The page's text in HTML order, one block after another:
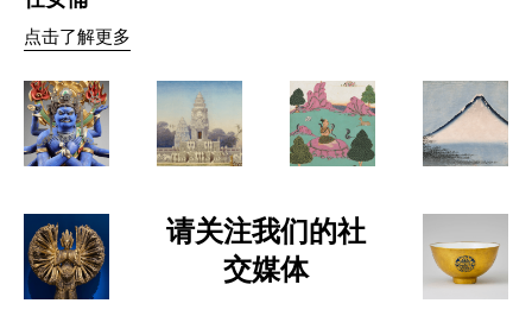
点击了解更多
请关注我们的社
交媒体